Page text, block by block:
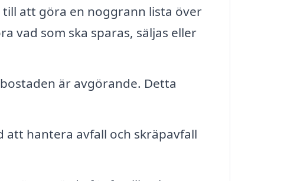
att göra en noggrann lista över
vad som ska sparas, säljas eller
är avgörande. Detta
att hantera avfall och skräpavfall